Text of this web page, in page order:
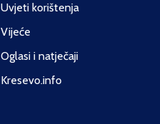
Uvjeti korištenja
Vijeće
Oglasi i natječaji
Kresevo.info